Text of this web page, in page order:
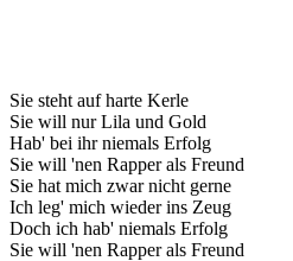
Sie steht auf harte Kerle
Sie will nur Lila und Gold
Hab' bei ihr niemals Erfolg
Sie will 'nen Rapper als Freund
Sie hat mich zwar nicht gerne
Ich leg' mich wieder ins Zeug
Doch ich hab' niemals Erfolg
Sie will 'nen Rapper als Freund